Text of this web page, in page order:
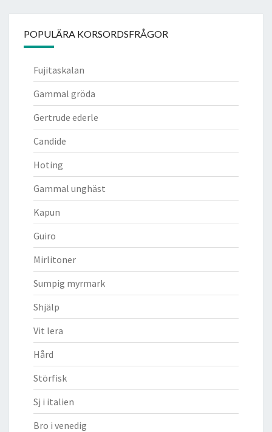
POPULÄRA KORSORDSFRÅGOR
Fujitaskalan
Gammal gröda
Gertrude ederle
Candide
Hoting
Gammal unghäst
Kapun
Guiro
Mirlitoner
Sumpig myrmark
Shjälp
Vit lera
Hård
Störfisk
Sj i italien
Bro i venedig